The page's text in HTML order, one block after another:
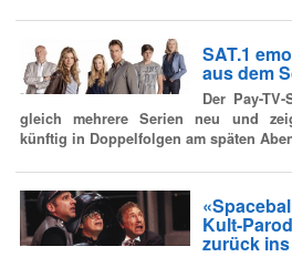
SAT.1
aus dem
Der Pay-
gleich mehrere Serien neu und
künftig in Doppelfolgen am späten
Kult-
zurück